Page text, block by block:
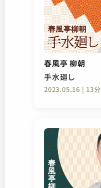
春風亭 柳朝
手水廻し
2023.05.16 | 13分